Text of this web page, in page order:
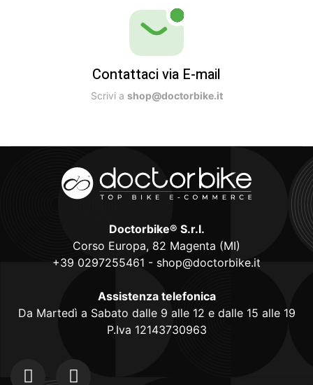
Contattaci via E-mail
Scrivi a shop@doctorbike.it
Doctorbike® S.r.l.
Corso Europa, 82 Magenta (MI)
+39 0297255461 - shop@doctorbike.it
Assistenza telefonica
Da Martedì a Sabato dalle 9 alle 12 e dalle 15 alle 19
P.Iva 12143730963